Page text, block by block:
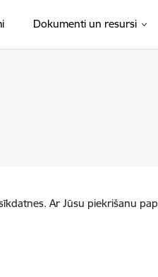
Dokumenti un resursi
Ar Jūsu piekrišanu